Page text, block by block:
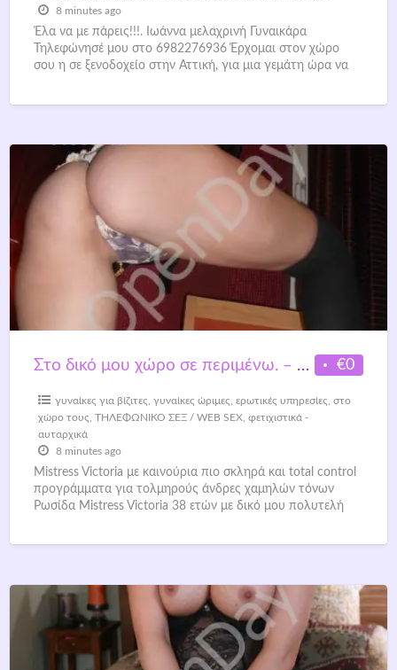
8 minutes ago
Έλα να με πάρεις!!!. Ιωάννα μελαχρινή Γυναικάρα
Τηλεφώνησέ μου στο 6982276936 Έρχομαι στον χώρο
σου η σε ξενοδοχείο στην Αττική, για μια γεμάτη ώρα να
€0
Στο δικό μου χώρο σε περιμένω. – και τηλεφωνικό σεξ –
γυναίκες για βίζιτες γυναίκες ώριμες ερωτικές υπηρεσίες στο
χώρο τους ΤΗΛΕΦΩΝΙΚΟ ΣΕΞ / WEB SEX, φετιχιστικά -
αυταρχικά
8 minutes ago
Mistress Victoria με καινούρια πιο σκληρά και total control
προγράμματα για τολμηρούς άνδρες χαμηλών τόνων
Ρωσίδα Mistress Victoria 38 ετών με δικό μου πολυτελή